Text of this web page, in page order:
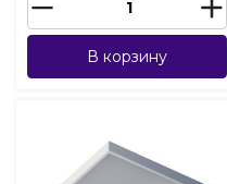
В корзину